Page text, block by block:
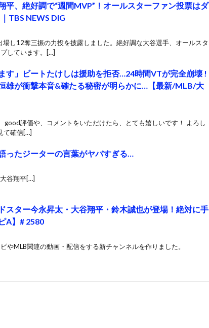
平、絶好調で“週間MVP”！オールスターファン投票はダ
TBS NEWS DIG
し12奪三振の力投を披露しました。絶好調な大谷選手、オールスタ
しています。[…]
す」ビートたけしは援助を拒否…24時間VTが完全崩壊 !
雄が衝撃本音&確たる秘密が明らかに…【最新/MLB/大
good評価や、コメントをいただけたら、とても嬉しいです！ よろし
て確信[…]
ったジーターの言葉がヤバすぎる…
谷翔平[…]
スター今永昇太・大谷翔平・鈴木誠也が登場！絶対に手
A】# 2580
やMLB関連の動画・配信をする新チャンネルを作りました。